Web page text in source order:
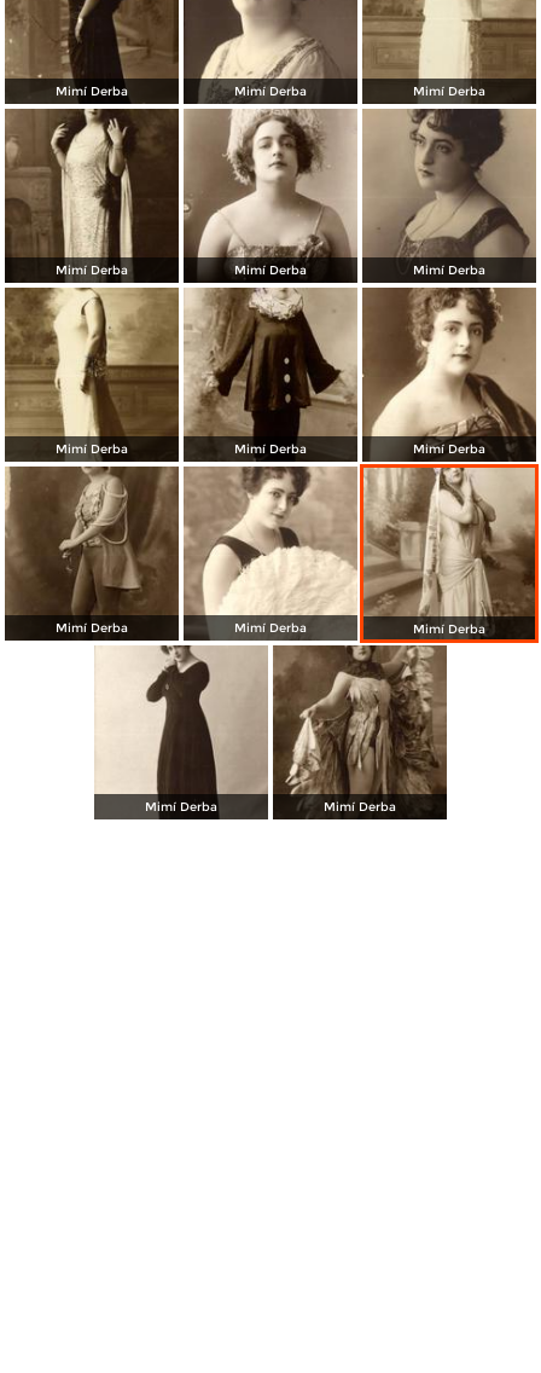
Mimí Derba Mimí Derba Mimí Derba
Mimí Derba Mimí Derba Mimí Derba
Mimí Derba Mimí Derba Mimí Derba
Mimí Derba Mimí Derba Mimí Derba
Mimí Derba Mimí Derba